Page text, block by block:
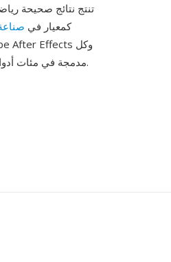
تنتج نتائج صحيحة
اعتماد EXR كمعيار في
محرك عرض ثلاثي الأبعاد رئيسي، ومكتبته مفتوحة المصدر بلغة C++ مدمجة في مئات أدوات الإنتاج.